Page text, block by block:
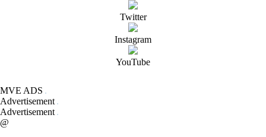
Twitter
Instagram
YouTube
MVE ADS
Advertisement
Advertisement
@